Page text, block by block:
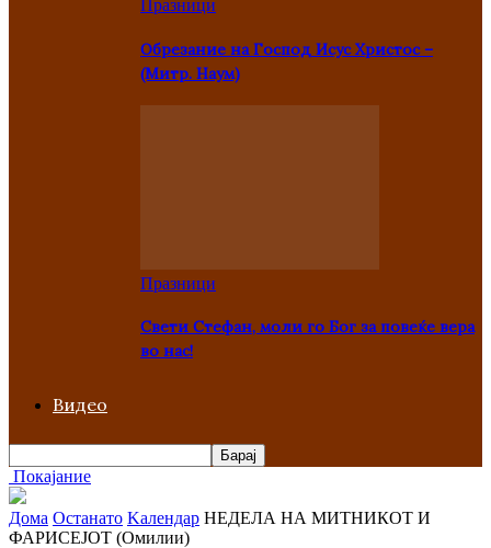
Празници
Oбрезание на Господ Исус Христос –
(Митр. Наум)
Празници
Свети Стефан, моли го Бог за повеќе вера
во нас!
Видео
Покајание
Дома Останато Kалендар НЕДЕЛА НА МИТНИКОТ И
ФАРИСЕЈОТ (Омилии)